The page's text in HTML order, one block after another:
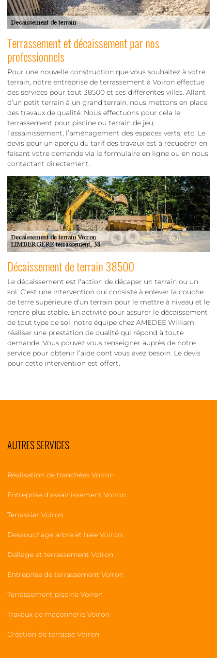
Terrassement et décaissement par nos
professionnels
Pour une nouvelle construction que vous souhaitez à votre
terrain, notre entreprise de terrassement à Voiron effectue
des services pour tout 38500 et ses différentes villes. Allant
d’un petit terrain à un grand terrain, nous mettons en place
des travaux de qualité. Nous effectuons pour cela le
terrassement pour piscine ou terrain de jeu,
l’assainissement, l’aménagement des espaces verts, etc. Le
devis pour un aperçu du tarif des travaux est à récupérer en
faisant votre demande via le formulaire en ligne ou en nous
contactant directement.
Décaissement de terrain 38500
Le décaissement est l'action de décaper un terrain ou un
sol. C’est une intervention qui consiste à enlever la couche
de terre supérieure d'un terrain pour le mettre à niveau et le
rendre plus stable. En activité pour assurer le décaissement
de tout type de sol, notre équipe chez AMEDEE William
réaliser une prestation de qualité qui répond à toute
demande. Vous pouvez vous renseigner auprès de notre
service pour obtenir l’aide dont vous avez besoin. Le devis
pour cette intervention est offert.
AUTRES SERVICES
Réalisation de tranchées Voiron
Entreprise d'assainissement Voiron
Terrassier Voiron
Dessouchage arbre et haie Voiron
Dallage et terrassement Voiron
Entreprise de terrassement Voiron
Terrassement piscine Voiron
Travaux de maçonnerie Voiron
Création de terrasse Voiron